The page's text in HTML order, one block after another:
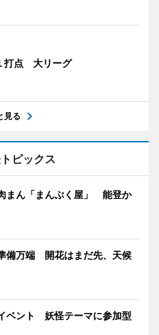
打点 大リーグ
見る
ピックス
まん「まんぷく屋」 能登か
備万端 開花はまだ先、天候
ベント 妖怪テーマに参加型